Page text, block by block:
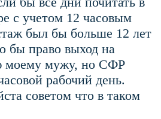
с учетом 12 часовым
был бы больше 12 лет
бы право выход на
моему мужу, но СФР
рабочий день.
советом что в таком